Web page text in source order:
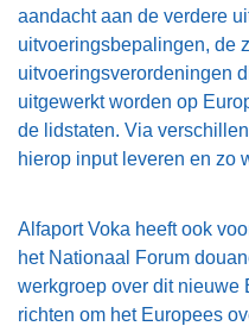
aandacht aan de verdere
uitvoeringsbepalingen, de
uitvoeringsverordeningen
uitgewerkt worden op
de lidstaten. Via
hierop input leveren en zo
Alfaport Voka heeft ook
het Nationaal Forum
werkgroep over dit nieuwe
richten om het Europees